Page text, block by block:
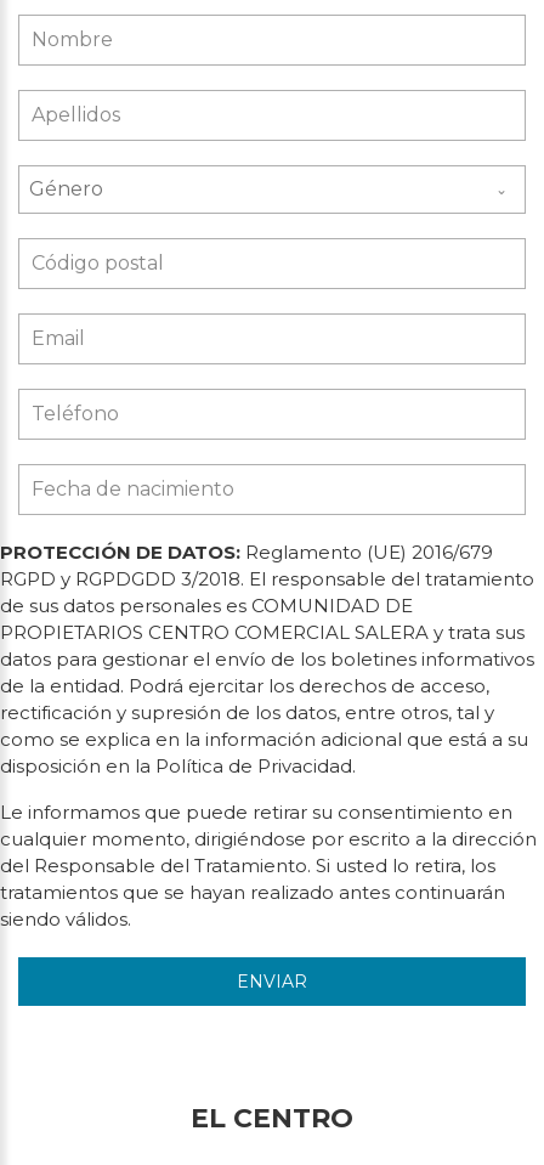
Género
PROTECCIÓN DE DATOS: Reglamento (UE) 2016/679
RGPD y RGPDGDD 3/2018. El responsable del tratamiento
de sus datos personales es COMUNIDAD DE
PROPIETARIOS CENTRO COMERCIAL SALERA y trata sus
datos para gestionar el envío de los boletines informativos
de la entidad. Podrá ejercitar los derechos de acceso,
rectificación y supresión de los datos, entre otros, tal y
como se explica en la información adicional que está a su
disposición en la Política de Privacidad.
Le informamos que puede retirar su consentimiento en
cualquier momento, dirigiéndose por escrito a la dirección
del Responsable del Tratamiento. Si usted lo retira, los
tratamientos que se hayan realizado antes continuarán
siendo válidos.
ENVIAR
EL CENTRO